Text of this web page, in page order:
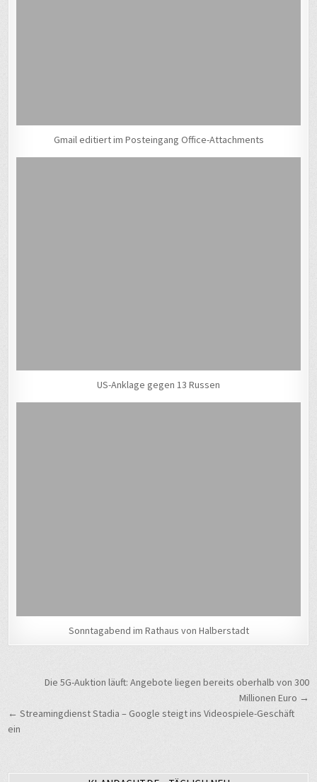
Gmail editiert im Posteingang Office-Attachments
US-Anklage gegen 13 Russen
Sonntagabend im Rathaus von Halberstadt
Beitragsnavigation
Die 5G-Auktion läuft: Angebote liegen bereits oberhalb von 300
Millionen Euro →
← Streamingdienst Stadia – Google steigt ins Videospiele-Geschäft
ein